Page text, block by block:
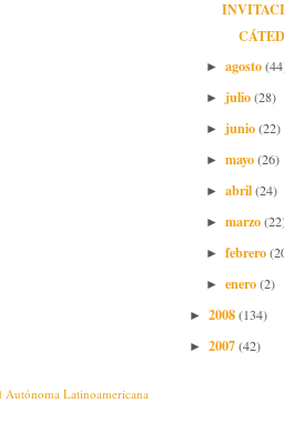
► agosto
► julio(28)
► junio(22)
► mayo(26)
► abril(24)
► marzo
► febrero
► enero(2)
► 2008(134)
► 2007(42)
Autónoma Latinoamericana